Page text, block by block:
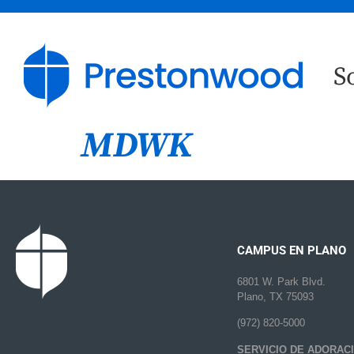
MDWK
CAMPUS EN PLANO
6801 W. Park Blvd.
Plano, TX 75093
(972) 820-5000
SERVICIO DE